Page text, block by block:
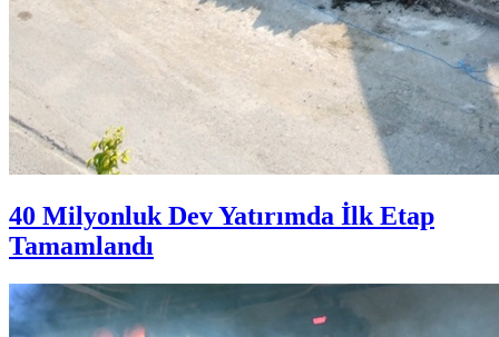
40 Milyonluk Dev Yatırımda İlk Etap
Tamamlandı